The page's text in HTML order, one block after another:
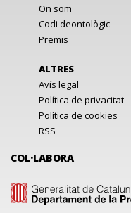
On som
Codi deontològic
Premis
ALTRES
Avís legal
Política de privacitat
Política de cookies
RSS
COL·LABORA